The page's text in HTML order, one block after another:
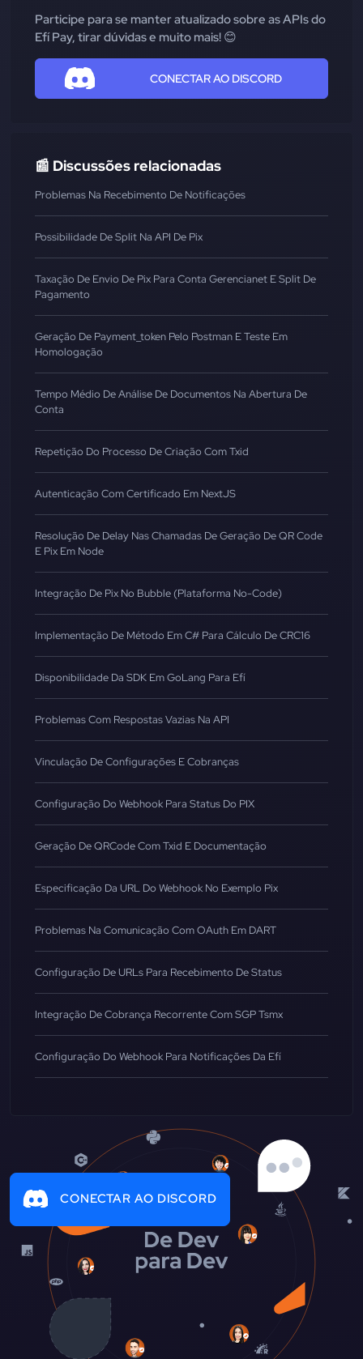
Participe para se manter atualizado sobre as APIs do
Efí Pay, tirar dúvidas e muito mais! 😊
CONECTAR AO DISCORD
📰 Discussões relacionadas
Problemas Na Recebimento De Notificações
Possibilidade De Split Na API De Pix
Taxação De Envio De Pix Para Conta Gerencianet E Split De
Pagamento
Geração De Payment_token Pelo Postman E Teste Em
Homologação
Tempo Médio De Análise De Documentos Na Abertura De
Conta
Repetição Do Processo De Criação Com Txid
Autenticação Com Certificado Em NextJS
Resolução De Delay Nas Chamadas De Geração De QR Code
E Pix Em Node
Integração De Pix No Bubble (Plataforma No-Code)
Implementação De Método Em C# Para Cálculo De CRC16
Disponibilidade Da SDK Em GoLang Para Efí
Problemas Com Respostas Vazias Na API
Vinculação De Configurações E Cobranças
Configuração Do Webhook Para Status Do PIX
Geração De QRCode Com Txid E Documentação
Especificação Da URL Do Webhook No Exemplo Pix
Problemas Na Comunicação Com OAuth Em DART
Configuração De URLs Para Recebimento De Status
Integração De Cobrança Recorrente Com SGP Tsmx
Configuração Do Webhook Para Notificações Da Efí
CONECTAR AO DISCORD